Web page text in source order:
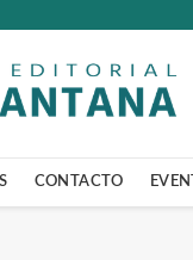
CONTACTO